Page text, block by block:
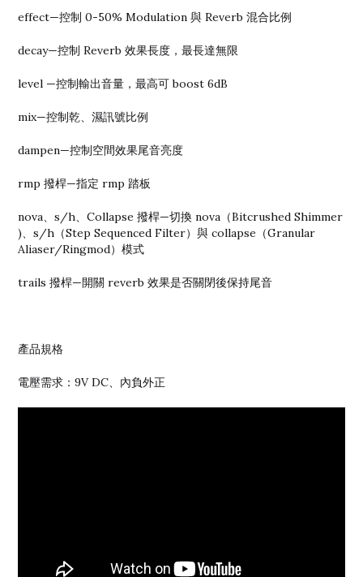
effect—控制 0-50% Modulation 與 Reverb 混合比例
decay—控制 Reverb 效果長度，最長達無限
level —控制輸出音量，最高可 boost 6dB
mix—控制乾、濕訊號比例
dampen—控制空間效果尾音亮度
rmp 撥桿—指定 rmp 踏板
nova、s/h、Collapse 撥桿—切換 nova（Bitcrushed Shimmer
)、s/h（Step Sequenced Filter）與 collapse（Granular
Aliaser/Ringmod）模式
trails 撥桿—開關 reverb 效果是否關閉後保持尾音
產品規格
電壓需求：9V DC、內負外正